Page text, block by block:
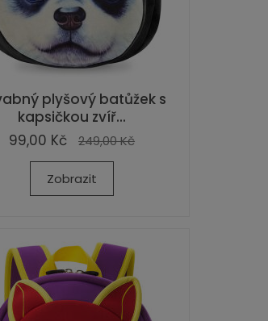
plyšový batůžek s
kapsičkou zvíř...
99,00 Kč
249,00 Kč
Zobrazit